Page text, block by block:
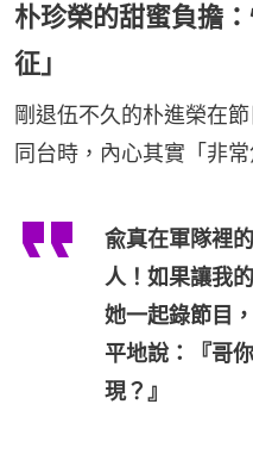
朴珍榮的甜蜜負擔
征」
剛退伍不久的朴進榮在
同台時，內心其實「非
兪真在軍隊裡
人！如果讓我
她一起錄節目
平地說：『哥
現？』